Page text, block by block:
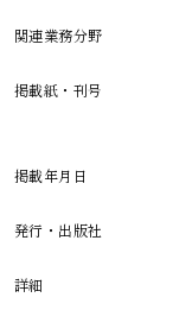
関連業務分野
掲載紙・刊号
掲載年月日
発行・出版社
詳細